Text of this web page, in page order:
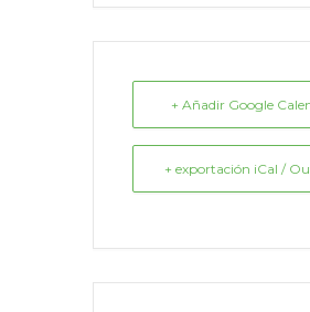
+ Añadir Google
+ exportación iCal /